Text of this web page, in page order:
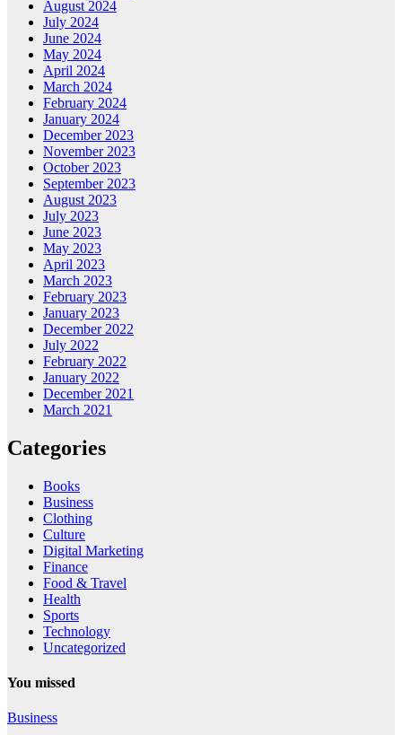
August 2024
July 2024
June 2024
May 2024
April 2024
March 2024
February 2024
January 2024
December 2023
November 2023
October 2023
September 2023
August 2023
July 2023
June 2023
May 2023
April 2023
March 2023
February 2023
January 2023
December 2022
July 2022
February 2022
January 2022
December 2021
March 2021
Categories
Books
Business
Clothing
Culture
Digital Marketing
Finance
Food & Travel
Health
Sports
Technology
Uncategorized
You missed
Business